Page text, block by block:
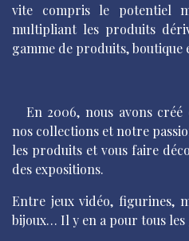
vite compris le potentiel
multipliant les produits
gamme de produits, boutique
​En 2006, nous avons
nos collections et notre
les produits et vous faire
des expositions.
Entre jeux vidéo, figurines,
bijoux… Il y en a pour tous les